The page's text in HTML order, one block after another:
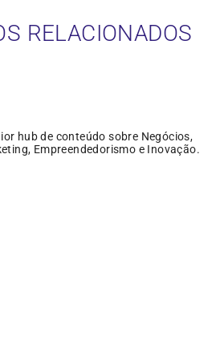
RELACIONADOS
hub de conteúdo sobre Negócios,
Empreendedorismo e Inovação.